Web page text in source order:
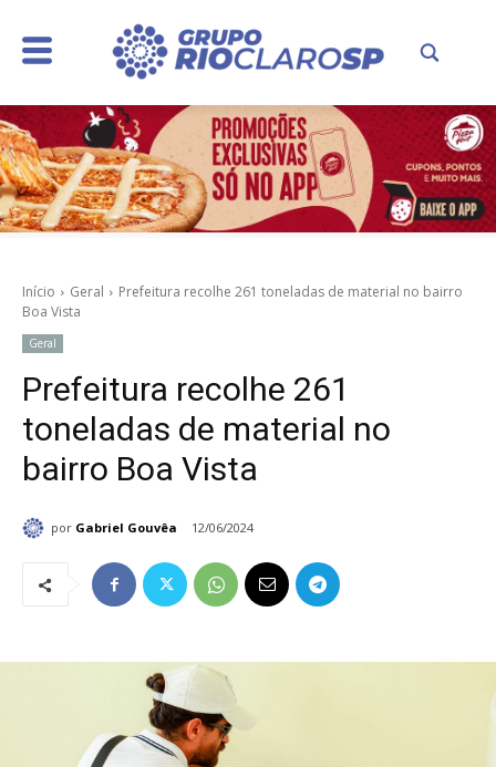
Início Geral
Prefeitura recolhe 261 toneladas de material no bairro
Boa Vista
Geral
Prefeitura recolhe 261
toneladas de material no
bairro Boa Vista
por Gabriel Gouvêa 12/06/2024